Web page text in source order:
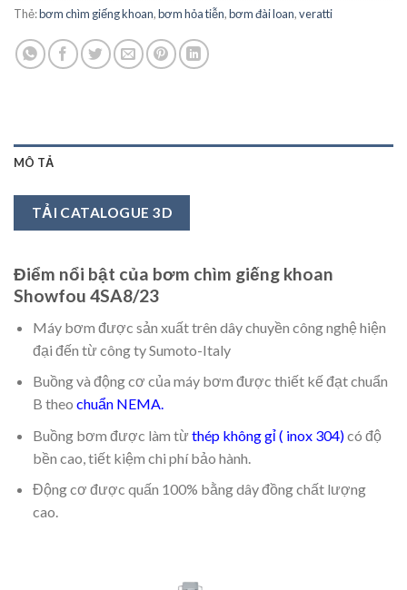
Thẻ:bơm chìm giếng khoan,bơm hỏa tiễn,bơm đài loan,veratti
MÔ TẢ
TẢI CATALOGUE 3D
Điểm nổi bật của bơm chìm giếng khoan
Showfou 4SA8/23
Máy bơm được sản xuất trên dây chuyền công nghệ hiện
đại đến từ công ty Sumoto-Italy
Buồng và động cơ của máy bơm được thiết kế đạt chuẩn
B theo chuẩn NEMA.
Buồng bơm được làm từthép không gỉ ( inox 304)có độ
bền cao, tiết kiệm chi phí bảo hành.
Động cơ được quấn 100% bằng dây đồng chất lượng
cao.